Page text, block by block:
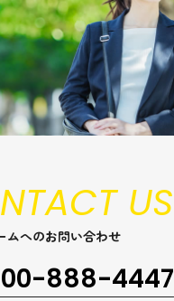
US
ムへのお問い合わせ
888-4447